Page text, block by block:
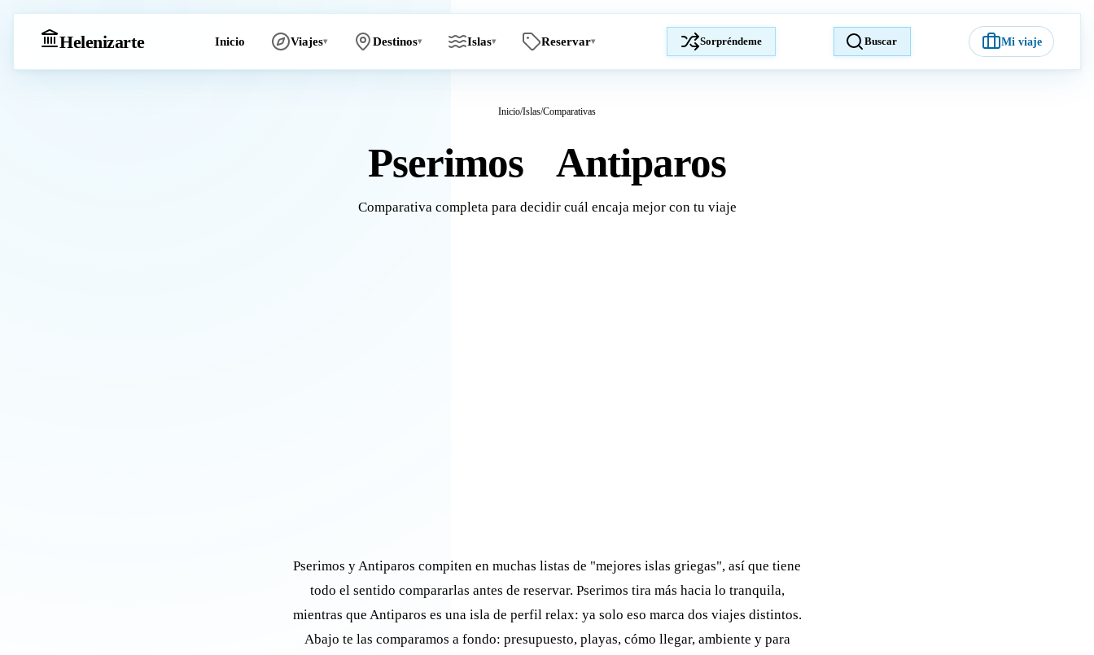
Helenizarte Inicio Viajes▾ Destinos▾ Islas▾ Reservar▾ Sorpréndeme Buscar Mi viaje
Inicio/Islas/Comparativas
Pserimos Antiparos
Comparativa completa para decidir cuál encaja mejor con tu viaje
Pserimos y Antiparos compiten en muchas listas de "mejores islas griegas", así que tiene
todo el sentido compararlas antes de reservar. Pserimos tira más hacia lo tranquila,
mientras que Antiparos es una isla de perfil relax: ya solo eso marca dos viajes distintos.
Abajo te las comparamos a fondo: presupuesto, playas, cómo llegar, ambiente y para